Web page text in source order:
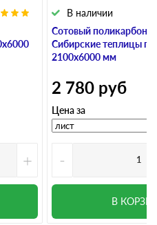
+
Сотовый
Сибирские теплицы
2100х6000 мм
В наличии
2 780 руб
Цена за
-
В